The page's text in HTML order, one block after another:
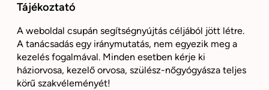
Tájékoztató
A weboldal csupán segítségnyújtás céljából jött létre.
A tanácsadás egy iránymutatás, nem egyezik meg a
kezelés fogalmával. Minden esetben kérje ki
háziorvosa, kezelő orvosa, szülész-nőgyógyásza teljes
körű szakvéleményét!